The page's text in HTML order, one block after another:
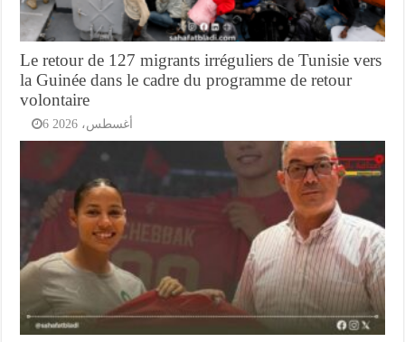
Le retour de 127 migrants irréguliers de Tunisie vers
la Guinée dans le cadre du programme de retour
volontaire
6 أغسطس، 2026